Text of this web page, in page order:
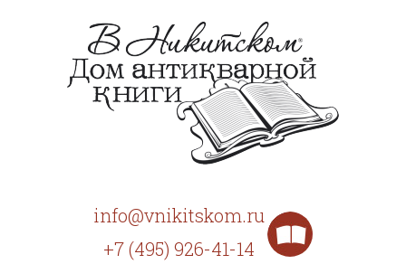
info@vnikitskom.ru
+7 (495) 926-41-14